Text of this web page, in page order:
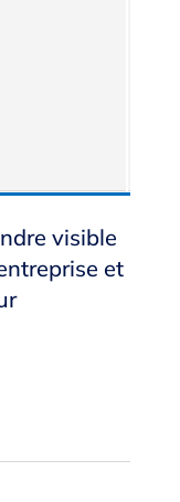
visible
et